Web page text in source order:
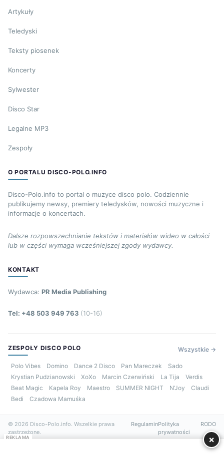
Artykuły
Teledyski
Teksty piosenek
Koncerty
Sylwester
Disco Star
Legalne MP3
Zespoły
O PORTALU DISCO-POLO.INFO
Disco-Polo.info to portal o muzyce disco polo. Codziennie
publikujemy newsy, premiery teledysków, nowości muzyczne i
informacje o koncertach.
Dalsze rozpowszechnianie tekstów i materiałów wideo w całości
lub w części wymaga wcześniejszej zgody wydawcy.
KONTAKT
Wydawca: PR Media Publishing
Tel: +48 503 949 763 (10-16)
ZESPOŁY DISCO POLO Wszystkie →
Polo Vibes Domino Dance 2 Disco Pan Mareczek
Sado
Krystian Pudzianowski
XoXo Marcin Czerwiński La Tija
Verdis
Beat Magic
Kapela Roy Maestro SUMMER NIGHT N’Joy
Claudi
Bedi
Czadowa Mamuśka
© 2026 Disco-Polo.info. Wszelkie prawa
zastrzeżone.
RegulaminPolityka
prywatności
RODO
REKLAMA ×